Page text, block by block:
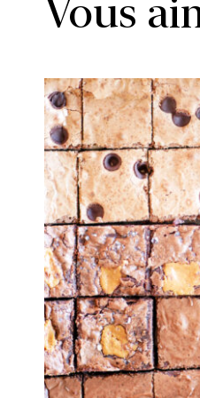
Vous
MIGNARDISES